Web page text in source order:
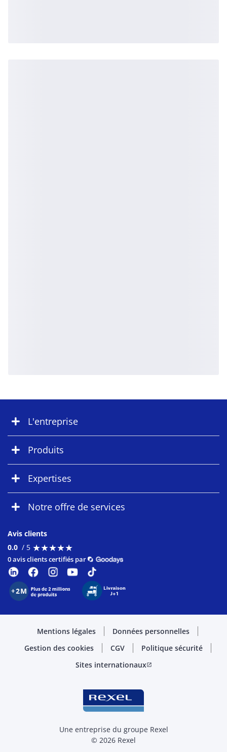
L'entreprise
Produits
Expertises
Notre offre de services
Avis clients
0.0 / 5 ★★★★★
★★★★★
0 avis clients certifiés par
Mentions légales
Données personnelles
Gestion des cookies
CGV
Politique sécurité
Sites internationauxopen_in_new
Une entreprise du groupe Rexel
© 2026 Rexel